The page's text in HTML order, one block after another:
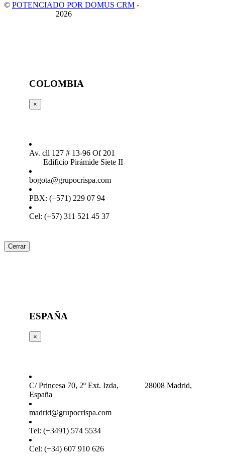
© POTENCIADO POR DOMUS CRM -
2026
COLOMBIA
×
Av. cll 127 # 13-96 Of 201
Edificio Pirámide Siete II
bogota@grupocrispa.com
PBX: (+571) 229 07 94
Cel: (+57) 311 521 45 37
Cerrar
ESPAÑA
×
C/ Princesa 70, 2º Ext. Izda, 28008 Madrid,
España
madrid@grupocrispa.com
Tel: (+3491) 574 5534
Cel: (+34) 607 910 626